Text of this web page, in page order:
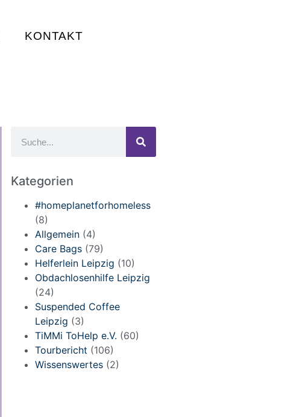
KONTAKT
Kategorien
#homeplanetforhomeless
(8)
Allgemein (4)
Care Bags (79)
Helferlein Leipzig (10)
Obdachlosenhilfe Leipzig
(24)
Suspended Coffee
Leipzig (3)
TiMMi ToHelp e.V. (60)
Tourbericht (106)
Wissenswertes (2)